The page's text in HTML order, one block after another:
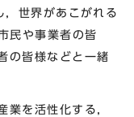
世界があこがれる
民や事業者の皆
の皆様などと一緒
を活性化する，